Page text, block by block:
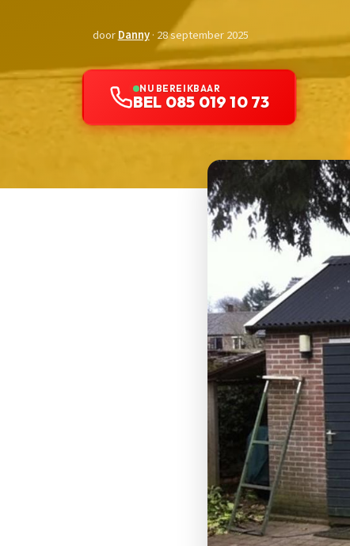
doorDanny· 28 september 2025
NU BEREIKBAAR
BEL 085 019 10 73